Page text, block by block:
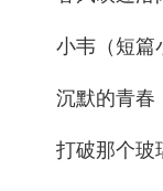
小韦（短
沉默的青
打破那个